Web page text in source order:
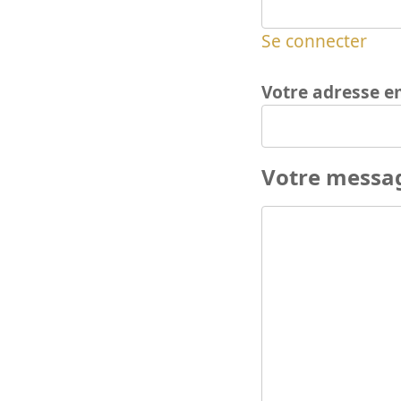
Se connecter
Votre adresse
Votre